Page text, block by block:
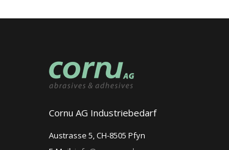
Cornu AG Industriebedarf
Austrasse 5, CH-8505 Pfyn